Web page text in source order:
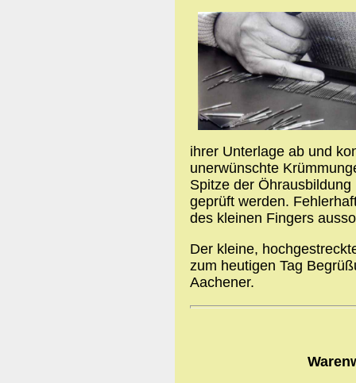
ihrer Unterlage ab und
unerwünschte
Spitze der
geprüft werden.
des kleinen Fingers
Der kleine,
zum heutigen Tag
Aachener.